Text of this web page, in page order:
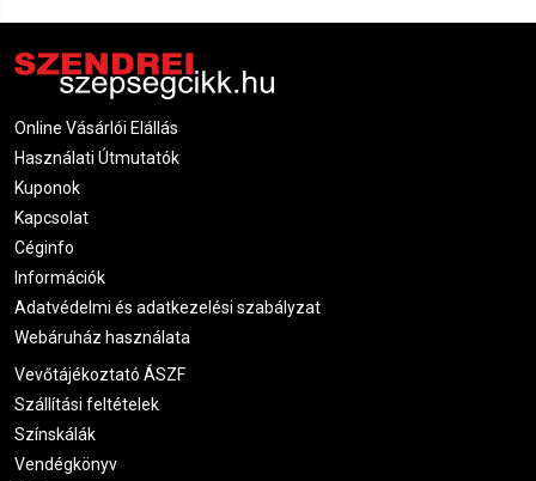
Online Vásárlói Elállás
Használati Útmutatók
Kuponok
Kapcsolat
Céginfo
Információk
Adatvédelmi és adatkezelési szabályzat
Webáruház használata
Vevőtájékoztató ÁSZF
Szállítási feltételek
Színskálák
Vendégkönyv